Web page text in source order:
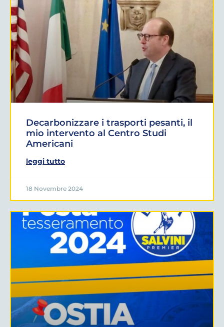
Decarbonizzare i trasporti pesanti, il
mio intervento al Centro Studi
Americani
leggi tutto
18 Novembre 2024